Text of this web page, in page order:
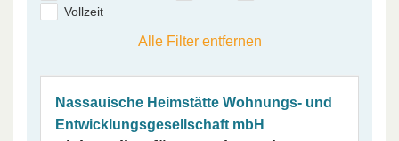
Vollzeit
Alle Filter entfernen
Nassauische Heimstätte Wohnungs- und
Entwicklungsgesellschaft mbH